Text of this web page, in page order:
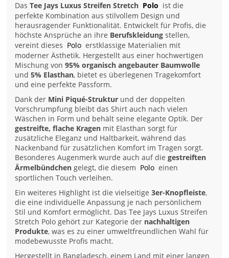
DasTee Jays Luxus Streifen Stretch Polo ist die
perfekte Kombination aus stilvollem Design und
herausragender Funktionalität. Entwickelt für Profis, die
höchste Ansprüche an ihre Berufskleidung stellen,
vereint dieses Polo erstklassige Materialien mit
moderner Ästhetik. Hergestellt aus einer hochwertigen
Mischung von95% organisch angebauter Baumwolle
und5% Elasthan, bietet es überlegenen Tragekomfort
und eine perfekte Passform.
Dank der Mini Piqué-Struktur und der doppelten
Vorschrumpfung bleibt das Shirt auch nach vielen
Wäschen in Form und behält seine elegante Optik. Der
gestreifte, flache Kragen mit Elasthan sorgt für
zusätzliche Eleganz und Haltbarkeit, während das
Nackenband für zusätzlichen Komfort im Tragen sorgt.
Besonderes Augenmerk wurde auch auf diegestreiften
Ärmelbündchen gelegt, die diesem Polo einen
sportlichen Touch verleihen.
Ein weiteres Highlight ist die vielseitige3er-Knopfleiste,
die eine individuelle Anpassung je nach persönlichem
Stil und Komfort ermöglicht. Das Tee Jays Luxus Streifen
Stretch Polo gehört zur Kategorie der nachhaltigen
Produkte, was es zu einer umweltfreundlichen Wahl für
modebewusste Profis macht.
Hergestellt in Bangladesch, einem Land mit einer langen